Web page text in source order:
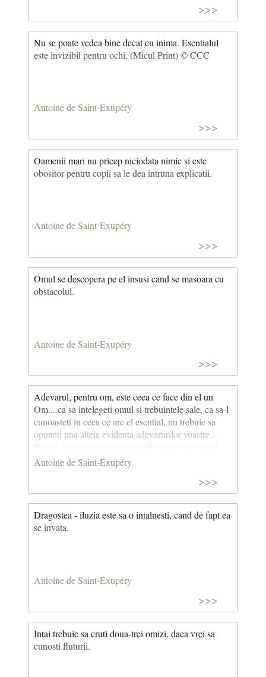
>>>
Nu se poate vedea bine decat cu inima. Esentialul
este invizibil pentru ochi. (Micul Print) © CCC
Antoine de Saint-Exupéry
>>>
Oamenii mari nu pricep niciodata nimic si este
obositor pentru copii sa le dea intruna explicatii.
Antoine de Saint-Exupéry
>>>
Omul se descopera pe el insusi cand se masoara cu
obstacolul.
Antoine de Saint-Exupéry
>>>
Adevarul, pentru om, este ceea ce face din el un
Om... ca sa intelegeti omul si trebuintele sale, ca sa-l
cunoasteti in ceea ce are el esential, nu trebuie sa
opuneti una alteia evidenta adevarurilor voastre...
Pentru a incerca sa scoti in evidenta acest esential,
trebuie sa uiti o clipa disensiunile, care, o data
admise, atrag dupa ele un intreg coran de adevaruri
de nezdruncinat, cu tot fanatismul care decurge din
ele. Dar adevarul, intelegeti, este ceea ce simplifica
lumea, iar nu ceea ce creeaza haosul. Adevarul nu
este ceea ce se demonstreaza, este ceea ce simplifica.
Antoine de Saint-Exupéry
>>>
Dragostea - iluzia este sa o intalnesti, cand de fapt ea
se invata.
Antoine de Saint-Exupéry
>>>
Intai trebuie sa cruti doua-trei omizi, daca vrei sa
cunosti fluturii.